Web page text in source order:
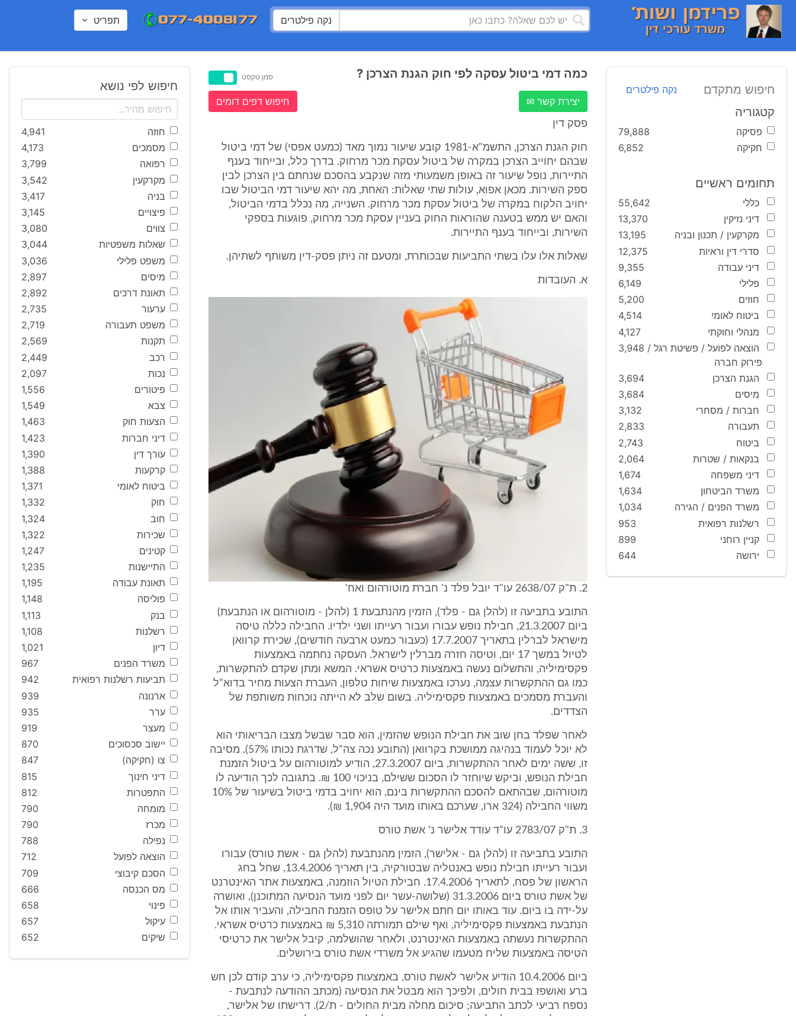
נקה פילטרים תפריט
חיפוש מתקדם נקה פילטרים
קטגוריה
פסיקה
79,888
חקיקה
6,852
תחומים ראשיים
כללי
55,642
דיני נזיקין
13,370
מקרקעין / תכנון ובניה
13,195
סדרי דין וראיות
12,375
דיני עבודה
9,355
פלילי
6,149
חוזים
5,200
ביטוח לאומי
4,514
מנהלי וחוקתי
4,127
הוצאה לפועל / פשיטת רגל /
פירוק חברה
3,948
הגנת הצרכן
3,694
מיסים
3,684
חברות / מסחרי
3,132
תעבורה
2,833
ביטוח
2,743
בנקאות / שטרות
2,064
דיני משפחה
1,674
משרד הביטחון
1,634
משרד הפנים / הגירה
1,034
רשלנות רפואית
953
קניין רוחני
899
ירושה
644
כמה דמי ביטול עסקה לפי חוק הגנת הצרכן ? סמן טקסט
יצירת קשר ✉ חיפוש דפים דומים
פסק דין
חוק הגנת הצרכן, התשמ"א-1981 קובע שיעור נמוך מאד (כמעט אפסי) של דמי ביטול
שבהם יחוייב הצרכן במקרה של ביטול עסקת מכר מרחוק. בדרך כלל, ובייחוד בענף
התיירות, נופל שיעור זה באופן משמעותי מזה שנקבע בהסכם שנחתם בין הצרכן לבין
ספק השירות. מכאן אפוא, עולות שתי שאלות: האחת, מה יהא שיעור דמי הביטול שבו
יחויב הלקוח במקרה של ביטול עסקת מכר מרחוק. השנייה, מה נכלל בדמי הביטול,
והאם יש ממש בטענה שהוראות החוק בעניין עסקת מכר מרחוק, פוגעות בספקי
השירות, ובייחוד בענף התיירות.
שאלות אלו עלו בשתי התביעות שבכותרת, ומטעם זה ניתן פסק-דין משותף לשתיהן.
א. העובדות
2. ת"ק 2638/07 עו"ד יובל פלד נ' חברת מוטורהום ואח'
התובע בתביעה זו (להלן גם - פלד), הזמין מהנתבעת 1 (להלן - מוטורהום או הנתבעת)
ביום 21.3.2007, חבילת נופש עבורו ועבור רעייתו ושני ילדיו. החבילה כללה טיסה
מישראל לברלין בתאריך 17.7.2007 (כעבור כמעט ארבעה חודשים), שכירת קרוואן
לטיול במשך 17 יום, וטיסה חזרה מברלין לישראל. העסקה נחתמה באמצעות
פקסימיליה, והתשלום נעשה באמצעות כרטיס אשראי. המשא ומתן שקדם להתקשרות,
כמו גם ההתקשרות עצמה, נערכו באמצעות שיחות טלפון, העברת הצעות מחיר בדוא"ל
והעברת מסמכים באמצעות פקסימיליה. בשום שלב לא הייתה נוכחות משותפת של
הצדדים.
לאחר שפלד בחן שוב את חבילת הנופש שהזמין, הוא סבר שבשל מצבו הבריאותי הוא
לא יוכל לעמוד בנהיגה ממושכת בקרוואן (התובע נכה צה"ל, שדרגת נכותו 57%). מסיבה
זו, ששה ימים לאחר ההתקשרות, ביום 27.3.2007, הודיע למוטורהום על ביטול הזמנת
חבילת הנופש, וביקש שיוחזר לו הסכום ששילם, בניכוי 100 ₪. בתגובה לכך הודיעה לו
מוטורהום, שבהתאם להסכם ההתקשרות בינם, הוא יחויב בדמי ביטול בשיעור של 10%
משווי החבילה (324 ארו, שערכם באותו מועד היה 1,904 ₪).
3. ת"ק 2783/07 עו"ד עודד אלישר נ' אשת טורס
התובע בתביעה זו (להלן גם - אלישר), הזמין מהנתבעת (להלן גם - אשת טורס) עבורו
ועבור רעייתו חבילת נופש באנטליה שבטורקיה, בין תאריך 13.4.2006, שחל בחג
הראשון של פסח, לתאריך 17.4.2006. חבילת הטיול הוזמנה, באמצעות אתר האינטרנט
של אשת טורס ביום 31.3.2006 (שלושה-עשר יום לפני מועד הנסיעה המתוכנן), ואושרה
על-ידה בו ביום. עוד באותו יום חתם אלישר על טופס הזמנת החבילה, והעביר אותו אל
הנתבעת באמצעות פקסימיליה, ואף שילם תמורתה 5,310 ₪ באמצעות כרטיס אשראי.
ההתקשרות נעשתה באמצעות האינטרנט, ולאחר שהושלמה, קיבל אלישר את כרטיסי
הטיסה באמצעות שליח מטעמו שהגיע אל משרדי אשת טורס בירושלים.
ביום 10.4.2006 הודיע אלישר לאשת טורס, באמצעות פקסימיליה, כי ערב קודם לכן חש
ברע ואושפז בבית חולים, ולפיכך הוא מבטל את הנסיעה (מכתב ההודעה לנתבעת -
נספח רביעי לכתב התביעה; סיכום מחלה מבית החולים - ת/2). דרישתו של אלישר,
חיפוש לפי נושא
חוזה
4,941
מסמכים
4,173
רפואה
3,799
מקרקעין
3,542
בניה
3,417
פיצויים
3,145
צווים
3,080
שאלות משפטיות
3,044
משפט פלילי
3,036
מיסים
2,897
תאונת דרכים
2,892
ערעור
2,735
משפט תעבורה
2,719
תקנות
2,569
רכב
2,449
נכות
2,097
פיטורים
1,556
צבא
1,549
הצעות חוק
1,463
דיני חברות
1,423
עורך דין
1,390
קרקעות
1,388
ביטוח לאומי
1,371
חוק
1,332
חוב
1,324
שכירות
1,322
קטינים
1,247
התיישנות
1,235
תאונת עבודה
1,195
פוליסה
1,148
בנק
1,113
רשלנות
1,108
דיון
1,021
משרד הפנים
967
תביעות רשלנות רפואית
942
ארנונה
939
ערר
935
מעצר
919
יישוב סכסוכים
870
צו (חקיקה)
847
דיני חינוך
815
התפטרות
812
מומחה
790
מכרז
790
נפילה
788
הוצאה לפועל
712
הסכם קיבוצי
709
מס הכנסה
666
פינוי
658
עיקול
657
שיקים
652